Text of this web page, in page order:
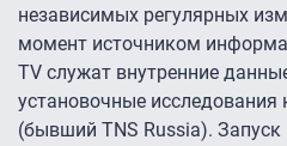
независимых регулярных
момент источником
TV служат внутренние
установочные
(бывший TNS Russia).